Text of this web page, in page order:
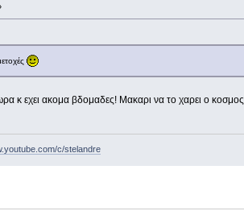
κ εχει ακομα βδομαδες! Μακαρι να το χαρει ο κοσμος
c/stelandre